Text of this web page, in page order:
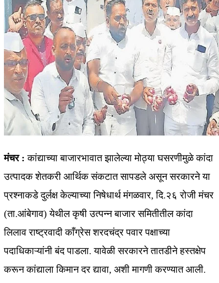
मंचर :कांद्याच्या बाजारभावात झालेल्या मोठ्या घसरणीमुळे कांदा
उत्पादक शेतकरी आर्थिक संकटात सापडले असून सरकारने या
प्रश्नाकडे दुर्लक्ष केल्याच्या निषेधार्थ मंगळवार, दि.२६ रोजी मंचर
(ता.आंबेगाव) येथील कृषी उत्पन्न बाजार समितीतील कांदा
लिलाव राष्ट्रवादी काँग्रेस शरदचंद्र पवार पक्षाच्या
पदाधिकाऱ्यांनी बंद पाडला. यावेळी सरकारने तातडीने हस्तक्षेप
करून कांद्याला किमान दर द्यावा, अशी मागणी करण्यात आली.